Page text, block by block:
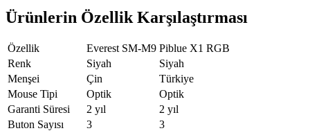
Ürünlerin Özellik Karşılaştırması
Özellik Everest SM-M9 Piblue X1 RGB
Renk
Siyah
Siyah
Menşei
Çin
Türkiye
Mouse Tipi
Optik
Optik
Garanti Süresi
2 yıl
2 yıl
Buton Sayısı
3
3